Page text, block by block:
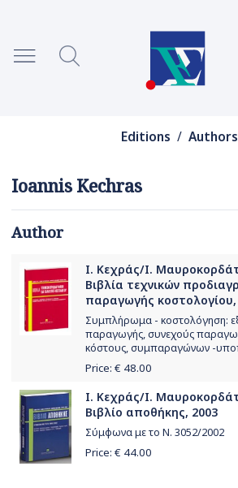
Editions / Authors
Ioannis Kechras
Author
Ι. Κεχράς/Ι.
Βιβλία τεχνικών
παραγωγής κοστολογίου,
Συμπλήρωμα - κοστολόγηση:
παραγωγής, συνεχούς
κόστους, συμπαραγώνων -
Price: € 48.00
Ι. Κεχράς/Ι.
Βιβλίο αποθήκης, 2003
Σύμφωνα με το Ν. 3052/2002
Price: € 44.00